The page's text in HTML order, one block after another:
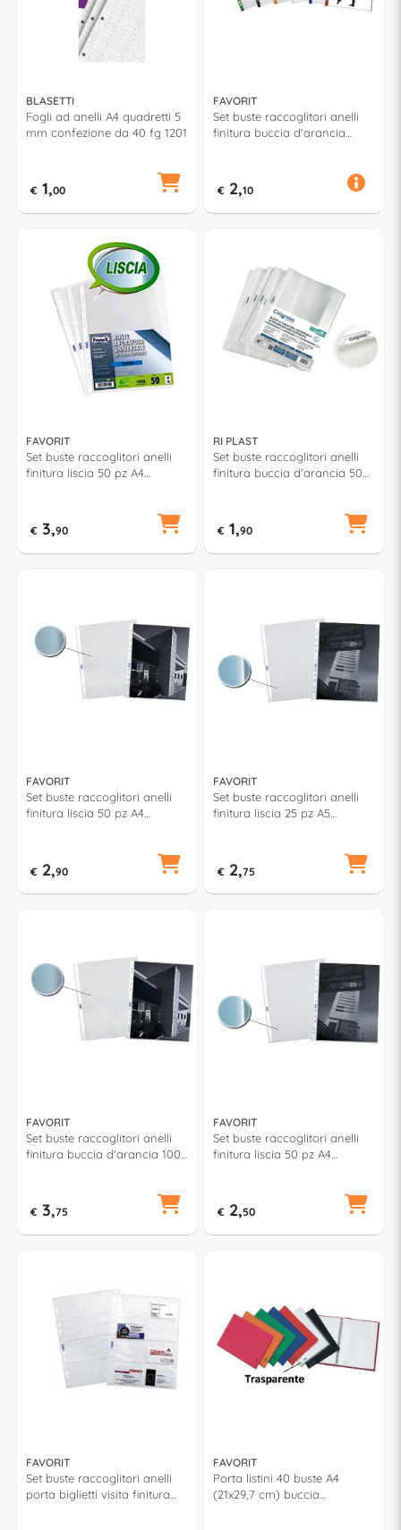
BLASETTI
Fogli ad anelli A4 quadretti 5
mm confezione da 40 fg 1201
€ 1,00
FAVORIT
Set buste raccoglitori anelli
finitura buccia d'arancia
€ 2,10
FAVORIT
Set buste raccoglitori anelli
finitura liscia 50 pz A4
€ 3,90
RI PLAST
Set buste raccoglitori anelli
finitura buccia d'arancia 50
65164905.50
€ 1,90
FAVORIT
Set buste raccoglitori anelli
finitura liscia 50 pz A4
€ 2,90
FAVORIT
Set buste raccoglitori anelli
finitura liscia 25 pz A5
€ 2,75
FAVORIT
Set buste raccoglitori anelli
finitura buccia d'arancia 100
€ 3,75
FAVORIT
Set buste raccoglitori anelli
finitura liscia 50 pz A4
€ 2,50
FAVORIT
Set buste raccoglitori anelli
porta biglietti visita finitura
FAVORIT
Porta listini 40 buste A4
(21x29,7 cm) buccia